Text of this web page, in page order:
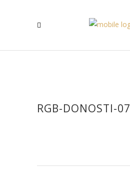
RGB-DONOSTI-07